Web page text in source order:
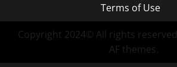
Terms of Use
Copyright 2024© All rights reserved
AF themes.